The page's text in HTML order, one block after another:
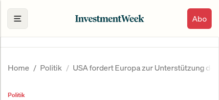
Abo
Home Politik USA fordert Europa zur Unterstützung
Politik